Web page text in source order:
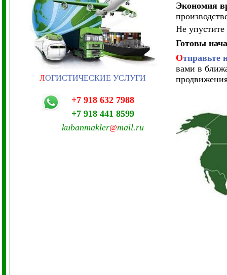
ЛОГИСТИЧЕСКИЕ УСЛУГИ
+7 918 632 7988
+7 918 441 8599
kubanmakler@mail.ru
Экономия
Не
Готовы
Отправьте
вами в